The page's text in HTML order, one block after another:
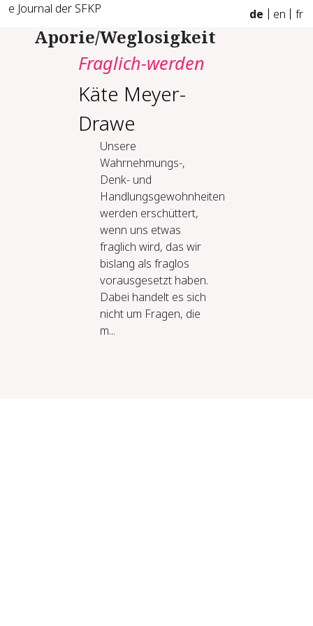
e Journal der SFKP de en fr
Aporie/Weglosigkeit
Fraglich-werden
Käte Meyer-
Drawe
Unsere
Wahrnehmungs-,
Denk- und
Handlungsgewohnheiten
werden erschüttert,
wenn uns etwas
fraglich wird, das wir
bislang als fraglos
vorausgesetzt haben.
Dabei handelt es sich
nicht um Fragen, die
m...